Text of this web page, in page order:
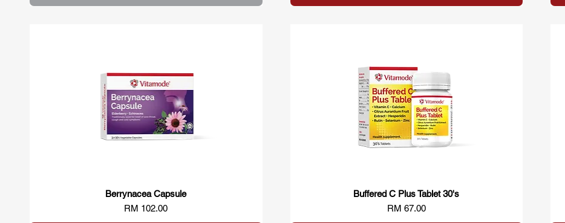
Paparan Segera
Berrynacea Capsule
Harga
RM 102.00
Paparan Segera
Buffered C Plus Tablet 30's
Harga
RM 67.00